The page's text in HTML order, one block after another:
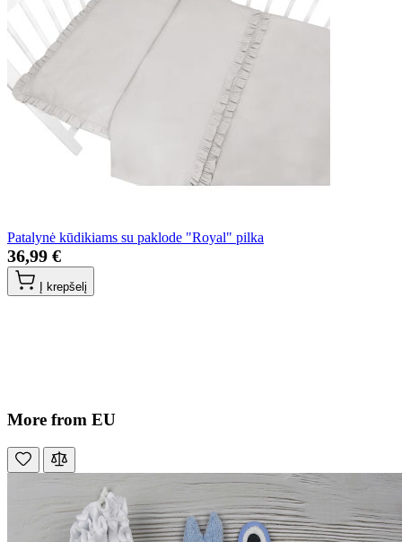
Patalynė kūdikiams su paklode "Royal" pilka
36,99 €
Į krepšelį
More from EU